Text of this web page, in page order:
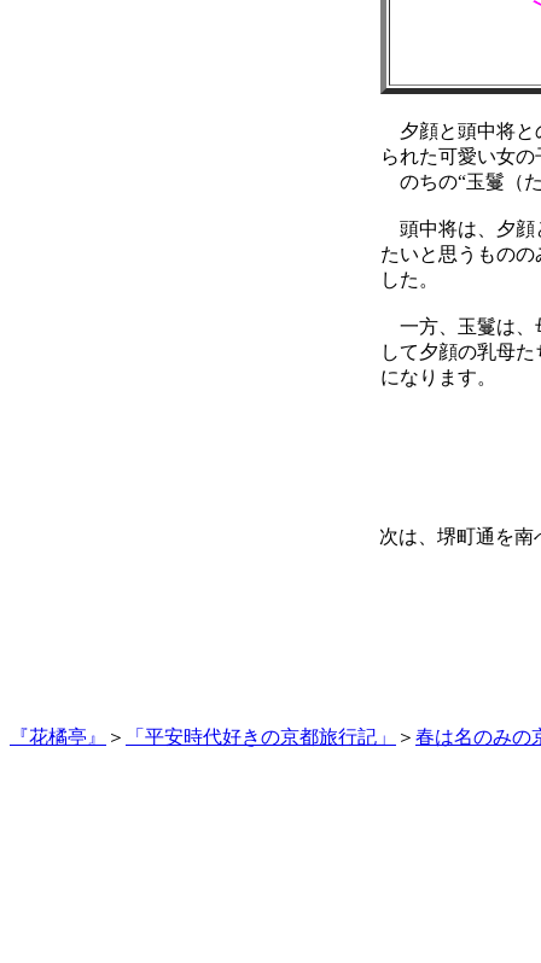
夕顔と頭中将と
られた可愛い女
のちの“玉鬘（
頭中将は、夕顔
たいと思うもの
した。
一方、玉鬘は、
して夕顔の乳母
になります。
次は、堺町通を
『花橘亭』 ＞ 「平安時代好きの京都旅行記」 ＞ 春は名のみの